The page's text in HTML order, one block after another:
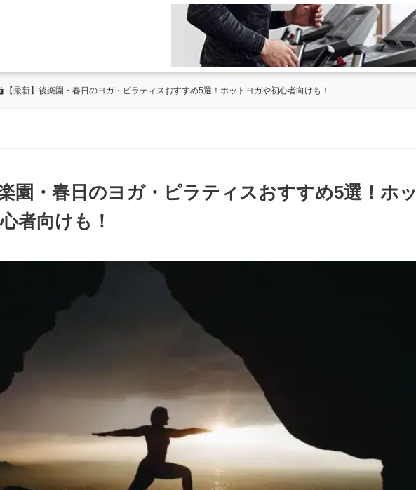
【最新】後楽園・春日のヨガ・ピラティスおすすめ5選！ホットヨガや初心者向けも！
楽園・春日のヨガ・ピラティスおすすめ5選！ホッ
者向けも！